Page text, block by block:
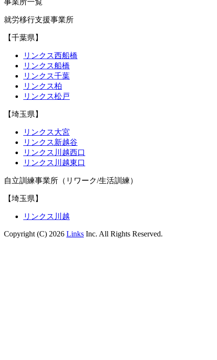
事業所一覧
就労移行支援事業所
【千葉県】
リンクス西船橋
リンクス船橋
リンクス千葉
リンクス柏
リンクス松戸
【埼玉県】
リンクス大宮
リンクス新越谷
リンクス川越西口
リンクス川越東口
自立訓練事業所（リワーク/生活訓練）
【埼玉県】
リンクス川越
Copyright (C) 2026 Links Inc. All Rights Reserved.